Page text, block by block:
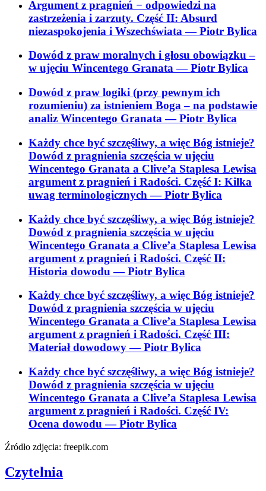
Argument z pragnień − odpowiedzi na
zastrzeżenia i zarzuty. Część II: Absurd
niezaspokojenia i Wszechświata— Piotr Bylica
Dowód z praw moralnych i głosu obowiązku –
w ujęciu Wincentego Granata— Piotr Bylica
Dowód z praw logiki (przy pewnym ich
rozumieniu) za istnieniem Boga – na podstawie
analiz Wincentego Granata— Piotr Bylica
Każdy chce być szczęśliwy, a więc Bóg istnieje?
Dowód z pragnienia szczęścia w ujęciu
Wincentego Granata a Clive’a Staplesa Lewisa
argument z pragnień i Radości. Część I: Kilka
uwag terminologicznych— Piotr Bylica
Każdy chce być szczęśliwy, a więc Bóg istnieje?
Dowód z pragnienia szczęścia w ujęciu
Wincentego Granata a Clive’a Staplesa Lewisa
argument z pragnień i Radości. Część II:
Historia dowodu— Piotr Bylica
Każdy chce być szczęśliwy, a więc Bóg istnieje?
Dowód z pragnienia szczęścia w ujęciu
Wincentego Granata a Clive’a Staplesa Lewisa
argument z pragnień i Radości. Część III:
Materiał dowodowy— Piotr Bylica
Każdy chce być szczęśliwy, a więc Bóg istnieje?
Dowód z pragnienia szczęścia w ujęciu
Wincentego Granata a Clive’a Staplesa Lewisa
argument z pragnień i Radości. Część IV:
Ocena dowodu— Piotr Bylica
Źródło zdjęcia: freepik.com
Czytelnia